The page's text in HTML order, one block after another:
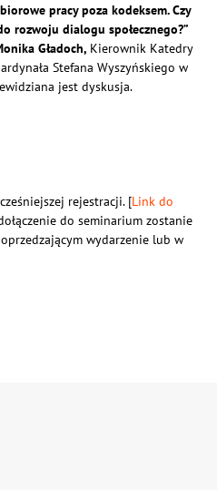
pracy poza kodeksem. Czy
rozwoju dialogu społecznego?”
Gładoch, Kierownik Katedry
Stefana Wyszyńskiego w
jest dyskusja.
rejestracji. [Link do
do seminarium zostanie
wydarzenie lub w